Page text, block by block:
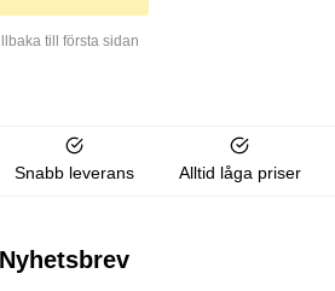
till första sidan
Snabb leverans Alltid låga priser
Nyhetsbrev